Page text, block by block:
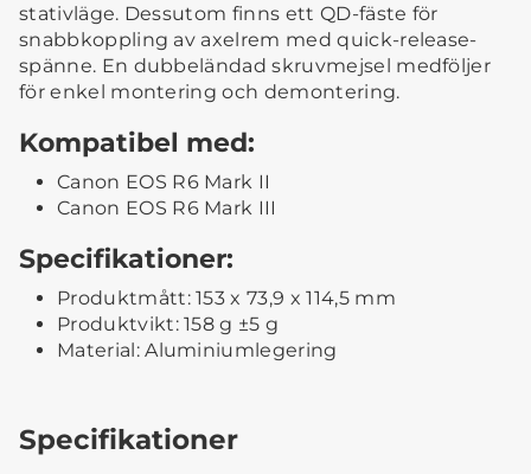
stativläge. Dessutom finns ett QD-fäste för
snabbkoppling av axelrem med quick-release-
spänne. En dubbeländad skruvmejsel medföljer
för enkel montering och demontering.
Kompatibel med:
Canon EOS R6 Mark II
Canon EOS R6 Mark III
Specifikationer:
Produktmått: 153 x 73,9 x 114,5 mm
Produktvikt: 158 g ±5 g
Material: Aluminiumlegering
Specifikationer